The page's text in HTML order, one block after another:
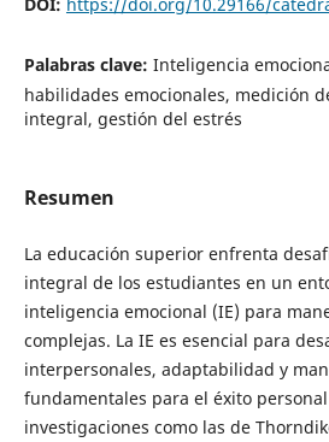
Palabras clave: Inteligencia
habilidades emocionales, medición
integral, gestión del estrés
Resumen
La educación superior enfrenta
integral de los estudiantes en un
inteligencia emocional (IE) para
complejas. La IE es esencial para
interpersonales, adaptabilidad y
fundamentales para el éxito
investigaciones como las de